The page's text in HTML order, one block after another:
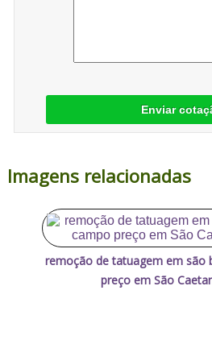
Enviar
Imagens relacionadas
remoção de tatuagem em são
preço em São